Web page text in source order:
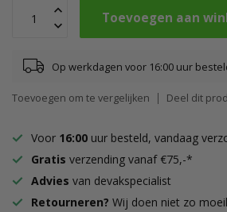
Toevoegen aan
Op werkdagen voor 16:00 uur
Toevoegen om te vergelijken Deel dit
Voor 16:00 uur besteld, vandaag
Gratis verzending vanaf €75,-*
Advies van devakspecialist
Retourneren? Wij doen niet zo